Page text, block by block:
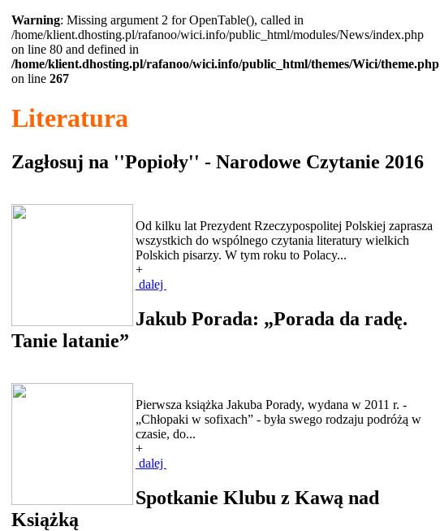
Warning: Missing argument 2 for OpenTable(), called in
/home/klient.dhosting.pl/rafanoo/wici.info/public_html/modules/News/index.php
on line 80 and defined in
/home/klient.dhosting.pl/rafanoo/wici.info/public_html/themes/Wici/theme.php
on line 267
Literatura
Zagłosuj na ''Popioły'' - Narodowe Czytanie 2016
Od kilku lat Prezydent Rzeczypospolitej Polskiej zaprasza
wszystkich do wspólnego czytania literatury wielkich
Polskich pisarzy. W tym roku to Polacy...
+
dalej
Jakub Porada: „Porada da radę.
Tanie latanie”
Pierwsza książka Jakuba Porady, wydana w 2011 r. -
„Chłopaki w sofixach” - była swego rodzaju podróżą w
czasie, do...
+
dalej
Spotkanie Klubu z Kawą nad
Książką